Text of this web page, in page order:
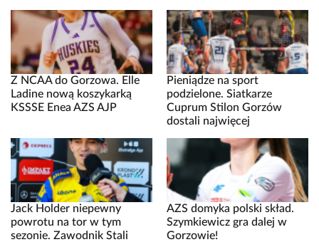
Z NCAA do Gorzowa. Elle
Ladine nową koszykarką
KSSSE Enea AZS AJP
Pieniądze na sport
podzielone. Siatkarze
Cuprum Stilon Gorzów
dostali najwięcej
Jack Holder niepewny
powrotu na tor w tym
sezonie. Zawodnik Stali
AZS domyka polski skład.
Szymkiewicz gra dalej w
Gorzowie!